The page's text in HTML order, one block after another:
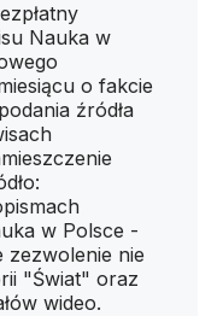
Nauka w
o fakcie
źródła
w Polsce -
zezwolenie nie
"Świat" oraz
wideo.